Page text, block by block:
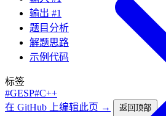
输出 #1
题目分析
解题思路
示例代码
标签
#GESP#C++
在 GitHub 上编辑此页 →
返回顶部